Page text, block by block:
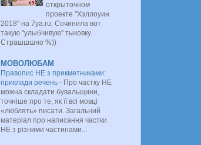
открыточном
проекте "Хэллоуин
2018" на 7ya.ru. Сочинила вот
такую "улыбчивую" тыковку.
Страшшшно %))
МОВОЛЮБАМ
Правопис НЕ з прикметниками:
приклади речень - Про частку НЕ
можна складати бувальщини,
точніше про те, як її всі мовці
«люблять» писати. Загальний
матеріал про написання частки
НЕ з різними частинами...